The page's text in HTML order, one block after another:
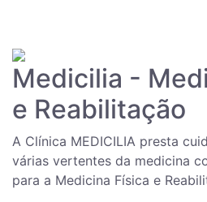
Medicilia -
e Reabilitação
A Clínica MEDICILIA presta
várias vertentes da medicina
para a Medicina Física e